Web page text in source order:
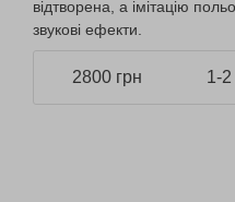
відтворена, а імітацію
звукові ефекти.
2800 грн 1-